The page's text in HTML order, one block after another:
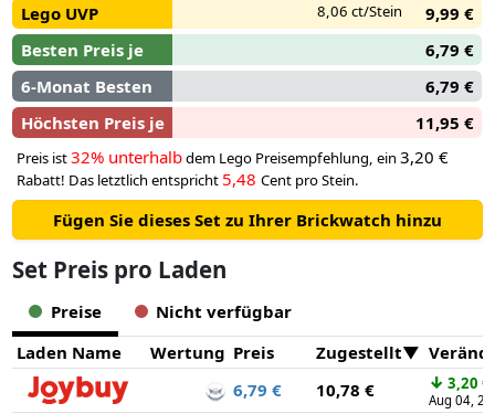
Lego UVP 8,06 ct/Stein
9,99 €
Besten Preis je
6,79 €
6-Monat Besten
6,79 €
Höchsten Preis je
11,95 €
Preis ist32% unterhalbdem Lego Preisempfehlung, ein 3,20 €
Rabatt! Das letztlich entspricht 5,48 Cent pro Stein.
Fügen Sie dieses Set zu Ihrer Brickwatch hinzu
Set Preis pro Laden
Preise
Nicht verfügbar
Laden Name
Wertung Preis Zugestellt
6,79 €
10,78 € ↓ 3,20 €
Aug 04,